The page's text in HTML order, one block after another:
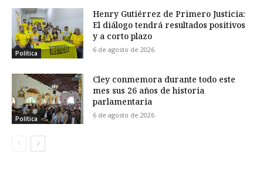
Política
Henry Gutiérrez de Primero Justicia:
El diálogo tendrá resultados positivos
y a corto plazo
6 de agosto de 2026
Política
Cley conmemora durante todo este
mes sus 26 años de historia
parlamentaria
6 de agosto de 2026